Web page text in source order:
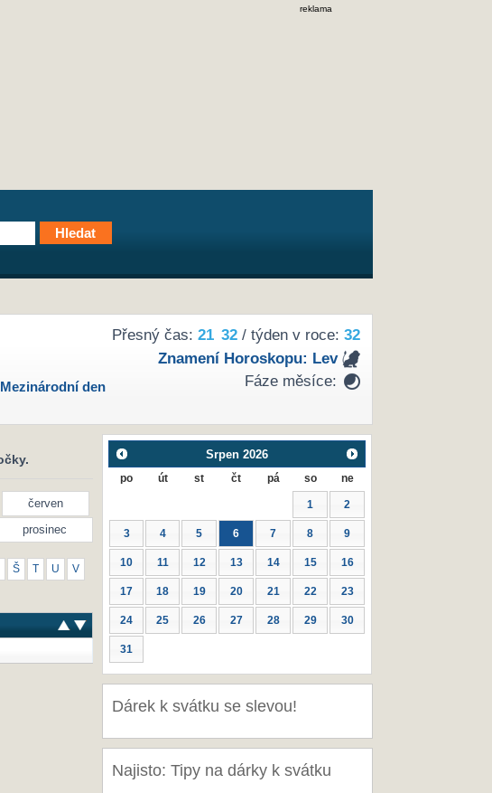
reklama
Přesný čas: 21 32/ týden v roce: 32
Znamení Horoskopu: Lev
Fáze měsíce:
Mezinárodní den
červen
prosinec
Š T U V
Srpen 2026
po út st čt pá so ne
1 2
3 4 5 6 7 8 9
10 11 12 13 14 15 16
17 18 19 20 21 22 23
24 25 26 27 28 29 30
31
Dárek k svátku se slevou!
Najisto: Tipy na dárky k svátku